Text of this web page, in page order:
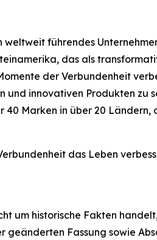
weltweit führendes
das als
der Verbundenheit
innovativen Produkten zu
Marken in über 20
das Leben
um historische Fakten
geänderten Fassung sowie